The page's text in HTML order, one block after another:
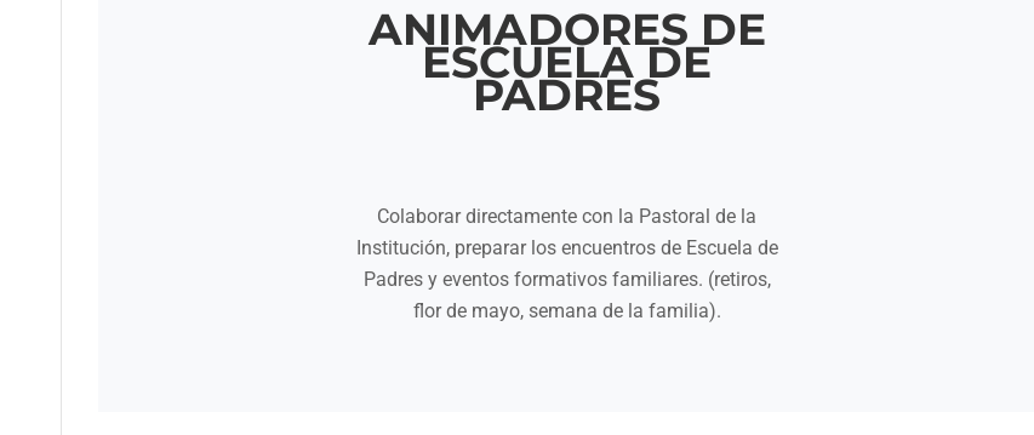
ANIMADORES DE
ESCUELA DE
PADRES
Colaborar directamente con la Pastoral de la
Institución, preparar los encuentros de Escuela de
Padres y eventos formativos familiares. (retiros,
flor de mayo, semana de la familia).